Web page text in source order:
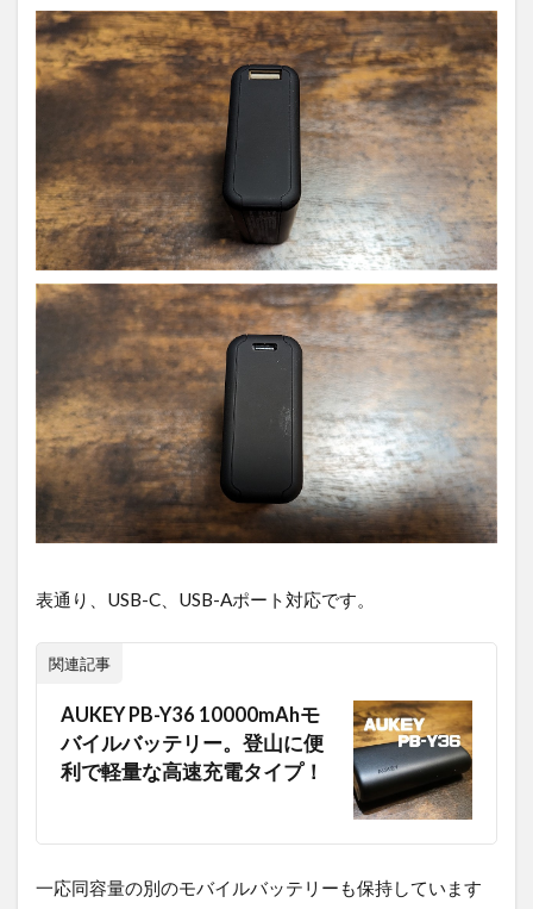
表通り、USB-C、USB-Aポート対応です。
関連記事
AUKEY PB-Y36 10000mAhモ
バイルバッテリー。登山に便
利で軽量な高速充電タイプ！
一応同容量の別のモバイルバッテリーも保持しています